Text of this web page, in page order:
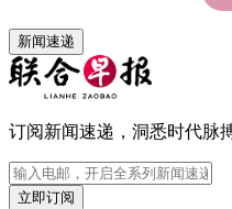
新闻速递
订阅新闻速递，洞悉时代脉搏
立即订阅